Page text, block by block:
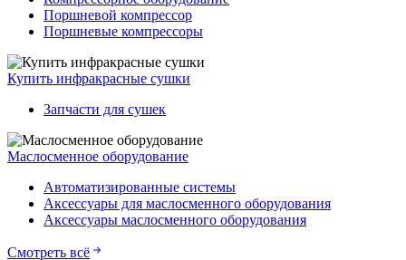
Поршневой компрессор
Поршневые компрессоры
Купить инфракрасные сушки
Запчасти для сушек
Маслосменное оборудование
Автоматизированные системы
Аксессуары для маслосменного оборудования
Аксессуары маслосменного оборудования
Смотреть всё